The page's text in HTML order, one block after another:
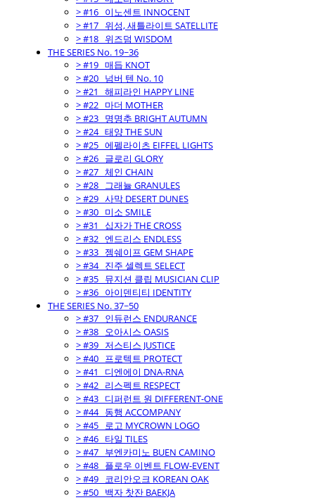
> #16_ 이노센트 INNOCENT
> #17_ 위성, 새틀라이트 SATELLITE
> #18_ 위즈덤 WISDOM
THE SERIES No. 19~36
> #19_ 매듭 KNOT
> #20_ 넘버 텐 No. 10
> #21_ 해피라인 HAPPY LINE
> #22_ 마더 MOTHER
> #23_ 명명추 BRIGHT AUTUMN
> #24_ 태양 THE SUN
> #25_ 에펠라이츠 EIFFEL LIGHTS
> #26_ 글로리 GLORY
> #27_ 체인 CHAIN
> #28_ 그래뉼 GRANULES
> #29_ 사막 DESERT DUNES
> #30_ 미소 SMILE
> #31_ 십자가 THE CROSS
> #32_ 엔드리스 ENDLESS
> #33_ 젬쉐이프 GEM SHAPE
> #34_ 진주 셀렉트 SELECT
> #35_ 뮤지션 클립 MUSICIAN CLIP
> #36_ 아이덴티티 IDENTITY
THE SERIES No. 37~50
> #37_ 인듀런스 ENDURANCE
> #38_ 오아시스 OASIS
> #39_ 저스티스 JUSTICE
> #40_ 프로텍트 PROTECT
> #41_ 디엔에이 DNA-RNA
> #42_ 리스펙트 RESPECT
> #43_ 디퍼런트 원 DIFFERENT-ONE
> #44_ 동행 ACCOMPANY
> #45_ 로고 MYCROWN LOGO
> #46_ 타일 TILES
> #47_ 부엔카미노 BUEN CAMINO
> #48_ 플로우 이벤트 FLOW-EVENT
> #49_ 코리안오크 KOREAN OAK
> #50_ 백자 찻잔 BAEKJA